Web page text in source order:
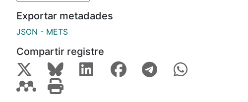
Exportar metadades
JSON - METS
Compartir registre